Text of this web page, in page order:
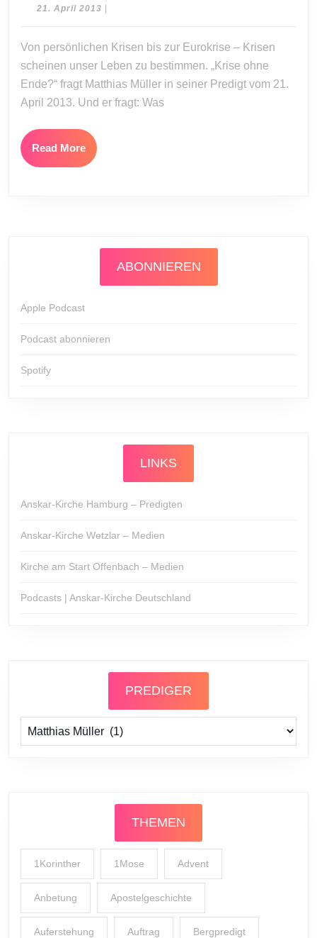
21. April 2013 21.
Von persönlichen Krisen bis zur Eurokrise – Krisen
scheinen unser Leben zu bestimmen. „Krise ohne
Ende?“ fragt Matthias Müller in seiner Predigt vom 21.
April 2013. Und er fragt: Was
Read MoreRead
More
ABONNIEREN
Apple Podcast
Podcast abonnieren
Spotify
LINKS
Anskar-Kirche Hamburg – Predigten
Anskar-Kirche Wetzlar – Medien
Kirche am Start Offenbach – Medien
Podcasts | Anskar-Kirche Deutschland
PREDIGER
Prediger
THEMEN
1Korinther 1Mose Advent
Anbetung Apostelgeschichte
Auferstehung Auftrag Bergpredigt